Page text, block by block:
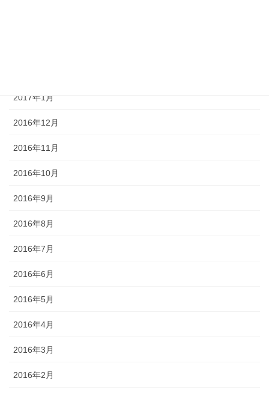
2017年1月
2016年12月
2016年11月
2016年10月
2016年9月
2016年8月
2016年7月
2016年6月
2016年5月
2016年4月
2016年3月
2016年2月